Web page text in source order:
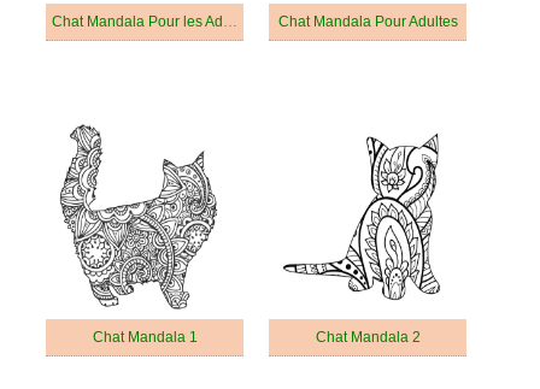
Chat Mandala Pour les Adultes Chat Mandala Pour Adultes
Chat Mandala 1 Chat Mandala 2